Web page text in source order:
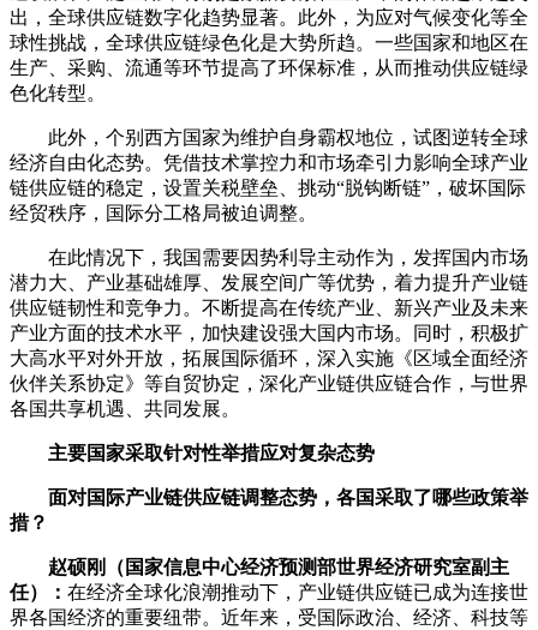
出，全球供应链数字化趋势显著。此外，为应对气候变化等全
球性挑战，全球供应链绿色化是大势所趋。一些国家和地区在
生产、采购、流通等环节提高了环保标准，从而推动供应链绿
色化转型。
此外，个别西方国家为维护自身霸权地位，试图逆转全球
经济自由化态势。凭借技术掌控力和市场牵引力影响全球产业
链供应链的稳定，设置关税壁垒、挑动“脱钩断链”，破坏国际
经贸秩序，国际分工格局被迫调整。
在此情况下，我国需要因势利导主动作为，发挥国内市场
潜力大、产业基础雄厚、发展空间广等优势，着力提升产业链
供应链韧性和竞争力。不断提高在传统产业、新兴产业及未来
产业方面的技术水平，加快建设强大国内市场。同时，积极扩
大高水平对外开放，拓展国际循环，深入实施《区域全面经济
伙伴关系协定》等自贸协定，深化产业链供应链合作，与世界
各国共享机遇、共同发展。
主要国家采取针对性举措应对复杂态势
面对国际产业链供应链调整态势，各国采取了哪些政策举
措？
赵硕刚（国家信息中心经济预测部世界经济研究室副主
任）： 在经济全球化浪潮推动下，产业链供应链已成为连接世
界各国经济的重要纽带。近年来，受国际政治、经济、科技等